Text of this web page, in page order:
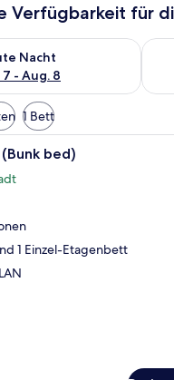
Verfügbarkeit für
Nacht
- Aug. 8
für heute
1 Bett
Ein Hotelzimmer
bed)
1 Einzel-Etagenbett